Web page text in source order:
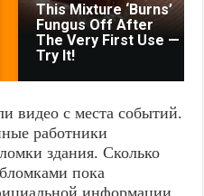
This Mixture ‘Burns’
Fungus Off After
The Very First Use —
Try It!
видео с места событий.
работники
здания. Сколько
пока